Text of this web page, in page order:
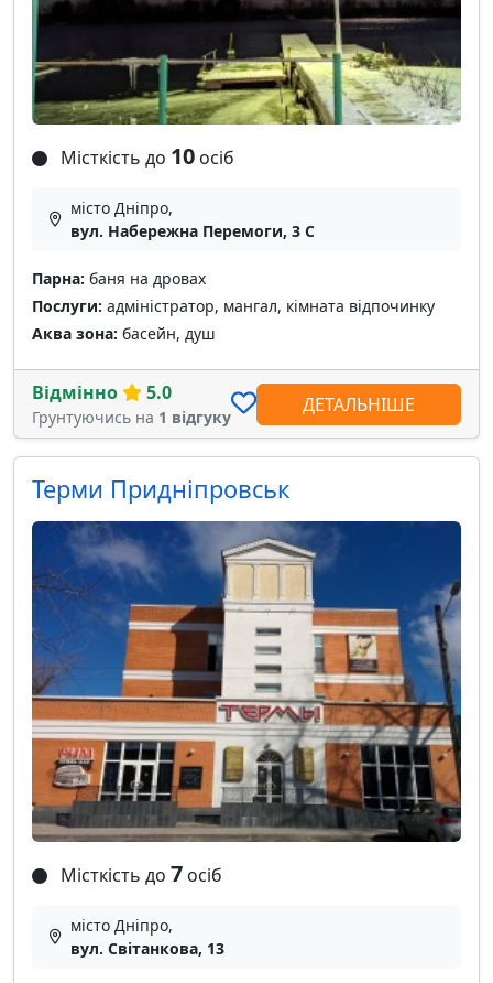
Місткість до 10 осіб
місто Дніпро,
вул. Набережна Перемоги, 3 С
Парна: баня на дровах
Послуги: адміністратор, мангал, кімната відпочинку
Аква зона: басейн, душ
Відмінно 5.0
Грунтуючись на 1 відгуку
ДЕТАЛЬНІШЕ
Терми Придніпровськ
Місткість до 7 осіб
місто Дніпро,
вул. Світанкова, 13